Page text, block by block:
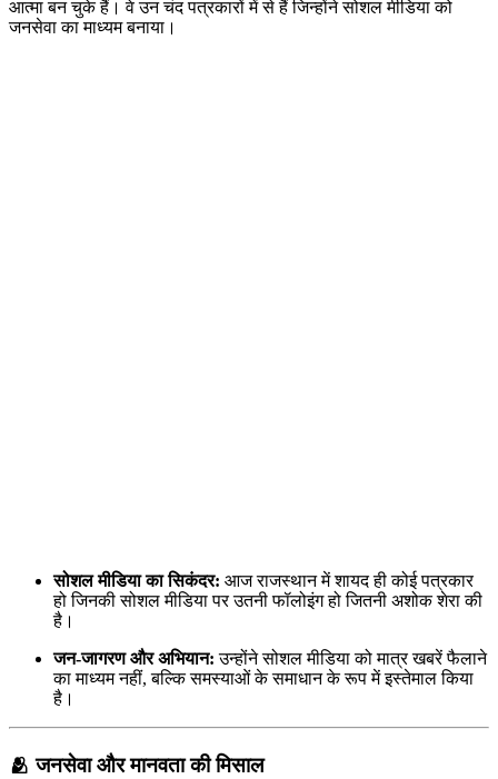
आत्मा बन चुके हैं। वे उन चंद पत्रकारों में से हैं जिन्होंने सोशल मीडिया को
जनसेवा का माध्यम बनाया।
सोशल मीडिया का सिकंदर: आज राजस्थान में शायद ही कोई पत्रकार
हो जिनकी सोशल मीडिया पर उतनी फॉलोइंग हो जितनी अशोक शेरा की
है।
जन-जागरण और अभियान: उन्होंने सोशल मीडिया को मात्र खबरें फैलाने
का माध्यम नहीं, बल्कि समस्याओं के समाधान के रूप में इस्तेमाल किया
है।
🫂जनसेवा और मानवता की मिसाल